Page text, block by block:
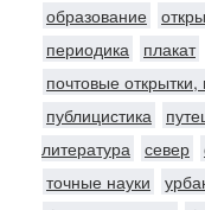
образование
периодика
плакат
почтовые открытки,
публицистика
литература север
точные науки